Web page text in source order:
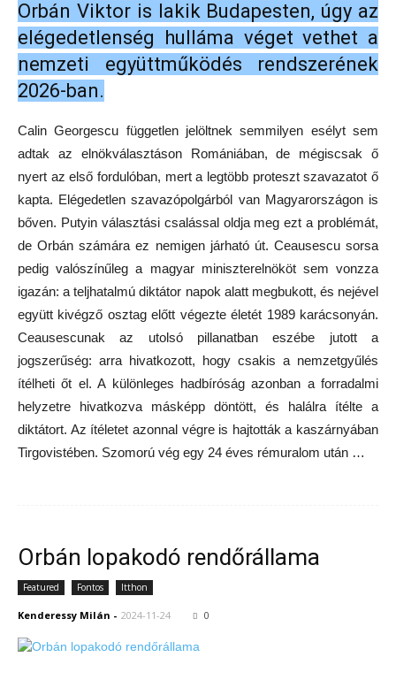
Orbán Viktor is lakik Budapesten, úgy az
elégedetlenség hulláma véget vethet a
nemzeti együttműködés rendszerének
2026-ban.
Calin Georgescu független jelöltnek semmilyen esélyt sem
adtak az elnökválasztáson Romániában, de mégiscsak ő
nyert az első fordulóban, mert a legtöbb proteszt szavazatot ő
kapta. Elégedetlen szavazópolgárból van Magyarországon is
bőven. Putyin választási csalással oldja meg ezt a problémát,
de Orbán számára ez nemigen járható út. Ceausescu sorsa
pedig valószínűleg a magyar miniszterelnököt sem vonzza
igazán: a teljhatalmú diktátor napok alatt megbukott, és nejével
együtt kivégző osztag előtt végezte életét 1989 karácsonyán.
Ceausescunak az utolsó pillanatban eszébe jutott a
jogszerűség: arra hivatkozott, hogy csakis a nemzetgyűlés
ítélheti őt el. A különleges hadbíróság azonban a forradalmi
helyzetre hivatkozva másképp döntött, és halálra ítélte a
diktátort. Az ítéletet azonnal végre is hajtották a kaszárnyában
Tirgovistében. Szomorú vég egy 24 éves rémuralom után …
Orbán lopakodó rendőrállama
Featured Fontos Itthon
Kenderessy Milán - 2024-11-24 0